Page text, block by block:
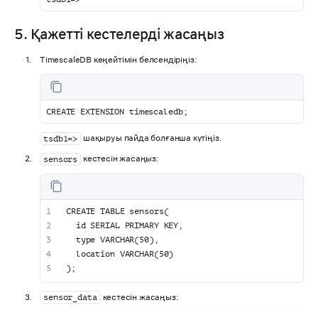
5. Қажетті кестелерді жасаңыз
TimescaleDB кеңейтімін белсендіріңіз:
CREATE EXTENSION timescaledb;
tsdb1=> шақыруы пайда болғанша күтіңіз.
sensors кестесін жасаңыз:
CREATE TABLE sensors(
  id SERIAL PRIMARY KEY,
  type VARCHAR(50),
  location VARCHAR(50)
);
sensor_data кестесін жасаңыз: